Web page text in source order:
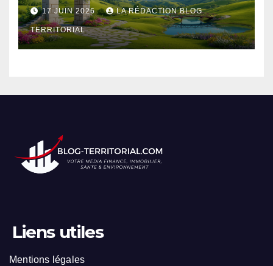
touristique incontournable
17 JUIN 2026 LA RÉDACTION BLOG
TERRITORIAL
Liens utiles
Mentions légales